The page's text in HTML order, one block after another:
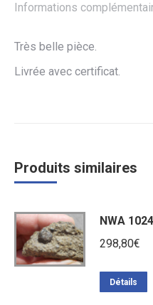
Informations
Très belle pièce.
Livrée avec certificat.
Produits similaires
NWA
298,80€
Détails